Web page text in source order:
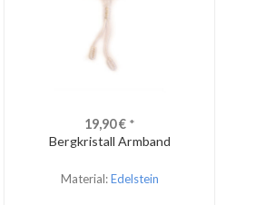
19,90€*
Bergkristall Armband
Material:Edelstein